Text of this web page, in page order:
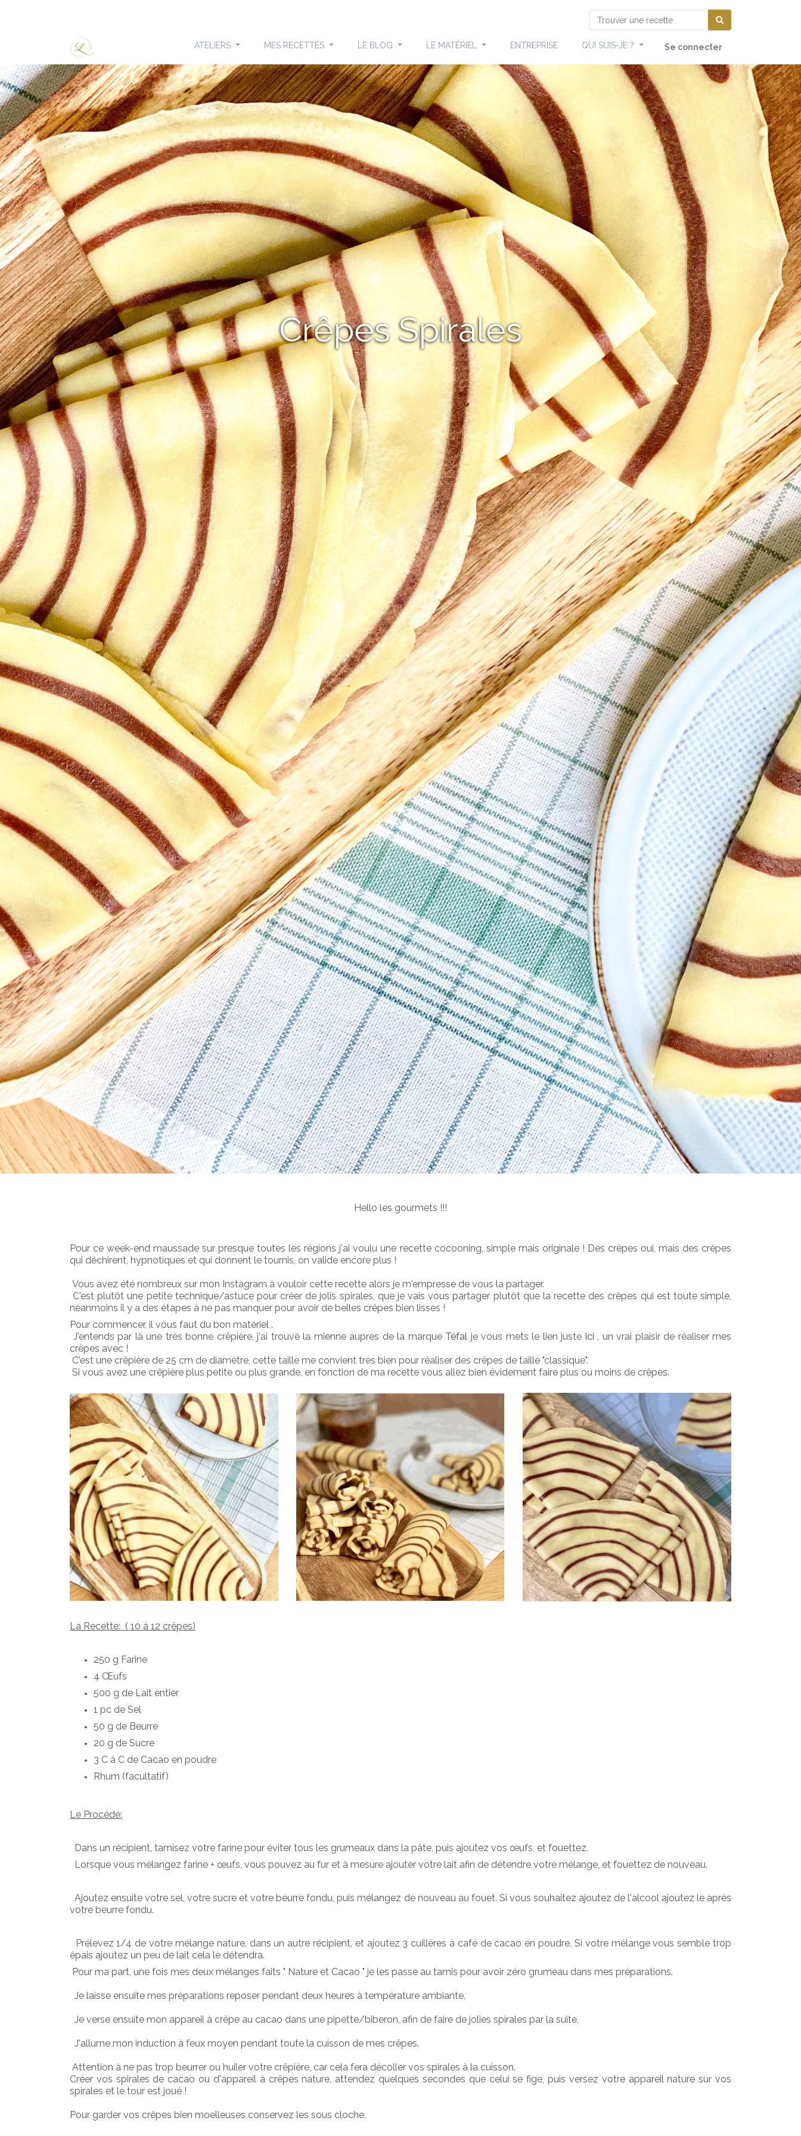
ATELIERS MES RECETTES LE BLOG LE MATÉRIEL ENTREPRISE QUI SUIS-JE ? Se connecter
Crêpes Spirales
Hello les gourmets !!!
Pour ce week-end maussade sur presque toutes les régions j'ai voulu une recette cocooning, simple mais originale ! Des crêpes oui, mais des crêpes
qui déchirent, hypnotiques et qui donnent le tournis, on valide encore plus !
Vous avez été nombreux sur mon Instagram à vouloir cette recette alors je m'empresse de vous la partager.
C'est plutôt une petite technique/astuce pour créer de jolis spirales, que je vais vous partager plutôt que la recette des crêpes qui est toute simple,
néanmoins il y a des étapes à ne pas manquer pour avoir de belles crêpes bien lisses !
Pour commencer, il vous faut du bon matériel .
J'entends par là une très bonne crêpière, j'ai trouvé la mienne auprès de la marque Téfal je vous mets le lien juste ici , un vrai plaisir de réaliser mes
crêpes avec !
C'est une crêpière de 25 cm de diamètre, cette taille me convient très bien pour réaliser des crêpes de taille "classique".
Si vous avez une crêpière plus petite ou plus grande, en fonction de ma recette vous allez bien évidement faire plus ou moins de crêpes.
La Recette:  ( 10 à 12 crêpes)
250 g Farine
4 Œufs
500 g de Lait entier
1 pc de Sel
50 g de Beurre
20 g de Sucre
3 C à C de Cacao en poudre
Rhum (facultatif)
Le Procédé:
Dans un récipient, tamisez votre farine pour éviter tous les grumeaux dans la pâte, puis ajoutez vos œufs, et fouettez.
Lorsque vous mélangez farine + œufs, vous pouvez au fur et à mesure ajouter votre lait afin de détendre votre mélange, et fouettez de nouveau.
Ajoutez ensuite votre sel, votre sucre et votre beurre fondu, puis mélangez de nouveau au fouet. Si vous souhaitez ajoutez de l'alcool ajoutez le après
votre beurre fondu.
Prélevez 1/4 de votre mélange nature, dans un autre récipient, et ajoutez 3 cuillères à café de cacao en poudre. Si votre mélange vous semble trop
épais ajoutez un peu de lait cela le détendra.
Pour ma part, une fois mes deux mélanges faits " Nature et Cacao " je les passe au tamis pour avoir zéro grumeau dans mes préparations.
Je laisse ensuite mes préparations reposer pendant deux heures à température ambiante.
Je verse ensuite mon appareil à crêpe au cacao dans une pipette/biberon, afin de faire de jolies spirales par la suite.
J'allume mon induction à feux moyen pendant toute la cuisson de mes crêpes.
Attention à ne pas trop beurrer ou huiler votre crêpière, car cela fera décoller vos spirales à la cuisson.
Créer vos spirales de cacao ou d'appareil à crêpes nature, attendez quelques secondes que celui se fige, puis versez votre appareil nature sur vos
spirales et le tour est joué !
Pour garder vos crêpes bien moelleuses conservez les sous cloche.